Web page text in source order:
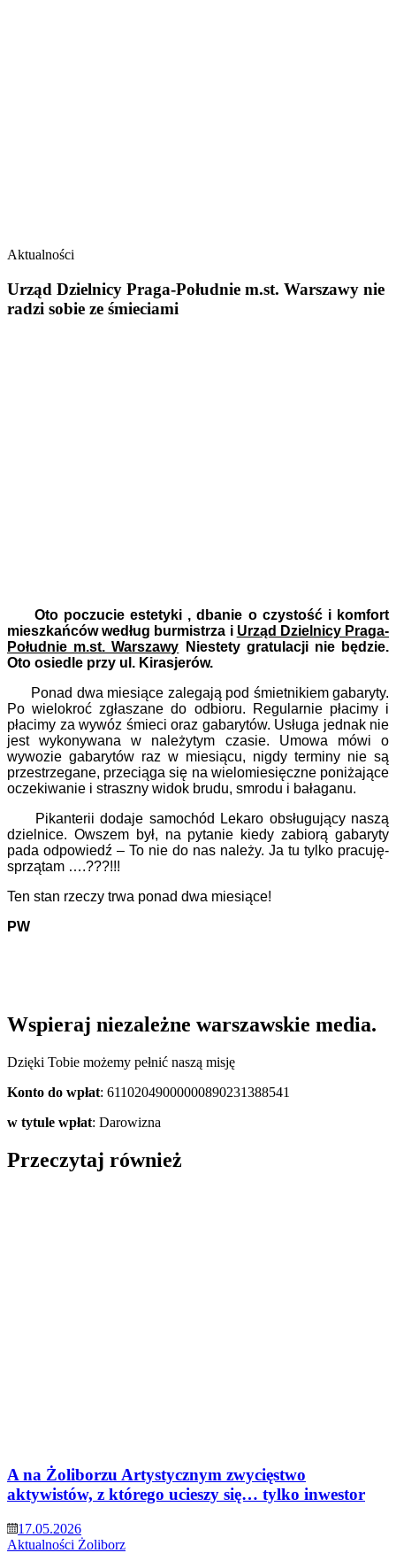
Aktualności
Urząd Dzielnicy Praga-Południe m.st. Warszawy nie
radzi sobie ze śmieciami
Oto poczucie estetyki , dbanie o czystość i komfort
mieszkańców według burmistrza i Urząd Dzielnicy Praga-
Południe m.st. Warszawy Niestety gratulacji nie będzie.
Oto osiedle przy ul. Kirasjerów.
Ponad dwa miesiące zalegają pod śmietnikiem gabaryty.
Po wielokroć zgłaszane do odbioru. Regularnie płacimy i
płacimy za wywóz śmieci oraz gabarytów. Usługa jednak nie
jest wykonywana w należytym czasie. Umowa mówi o
wywozie gabarytów raz w miesiącu, nigdy terminy nie są
przestrzegane, przeciąga się na wielomiesięczne poniżające
oczekiwanie i straszny widok brudu, smrodu i bałaganu.
Pikanterii dodaje samochód Lekaro obsługujący naszą
dzielnice. Owszem był, na pytanie kiedy zabiorą gabaryty
pada odpowiedź – To nie do nas należy. Ja tu tylko pracuję-
sprzątam ….???!!!
Ten stan rzeczy trwa ponad dwa miesiące!
PW
Wspieraj niezależne warszawskie media.
Dzięki Tobie możemy pełnić naszą misję
Konto do wpłat: 61102049000000890231388541
w tytule wpłat: Darowizna
Przeczytaj również
A na Żoliborzu Artystycznym zwycięstwo
aktywistów, z którego ucieszy się… tylko inwestor
17.05.2026
Aktualności Żoliborz